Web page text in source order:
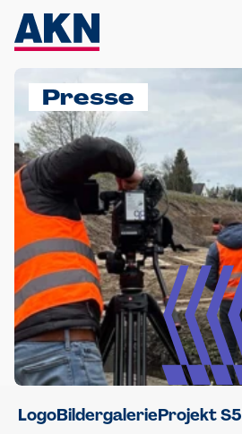
Presse
LogoBildergalerieProjekt S5